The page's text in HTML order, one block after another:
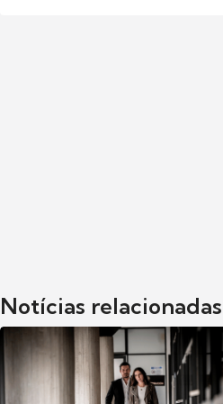
Notícias relacionadas